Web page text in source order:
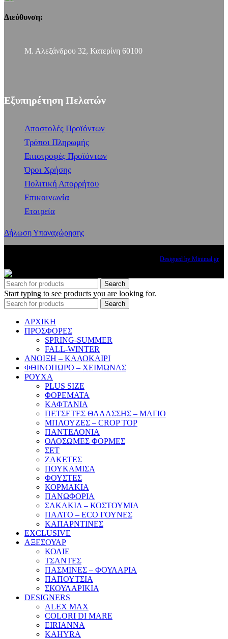
Διεύθυνση:
Μ. Αλεξάνδρου 32, Κατερίνη 60100
Εξυπηρέτηση Πελατών
Αποστολές Προϊόντων
Τρόποι Πληρωμής
Επιστροφές Προϊόντων
Όροι Χρήσης
Πολιτική Απορρήτου
Επικοινωνία
Εταιρεία
Δήλωση Υπαναχώρησης
Designed by Minimal.gr
Search
Start typing to see products you are looking for.
Search
ΑΡΧΙΚΗ
ΠΡΟΣΦΟΡΕΣ
SPRING-SUMMER
FALL-WINTER
ΑΝΟΙΞΗ – ΚΑΛΟΚΑΙΡΙ
ΦΘΙΝΟΠΩΡΟ – ΧΕΙΜΩΝΑΣ
ΡΟΥΧΑ
PLUS SIZE
ΦΟΡΕΜΑΤΑ
ΚΑΦΤΑΝΙΑ
ΠΕΤΣΕΤΕΣ ΘΑΛΑΣΣΗΣ – ΜΑΓΙΟ
ΜΠΛΟΥΖΕΣ – CROP TOP
ΠΑΝΤΕΛΟΝΙΑ
ΟΛΟΣΩΜΕΣ ΦΟΡΜΕΣ
ΣΕΤ
ΖΑΚΕΤΕΣ
ΠΟΥΚΑΜΙΣΑ
ΦΟΥΣΤΕΣ
ΚΟΡΜΑΚΙΑ
ΠΑΝΩΦΟΡΙΑ
ΣΑΚΑΚΙΑ – ΚΟΣΤΟΥΜΙΑ
ΠΑΛΤΟ – ECO ΓΟΥΝΕΣ
ΚΑΠΑΡΝΤΙΝΕΣ
EXCLUSIVE
ΑΞΕΣΟΥΑΡ
ΚΟΛΙΕ
ΤΣΑΝΤΕΣ
ΠΑΣΜΙΝΕΣ – ΦΟΥΛΑΡΙΑ
ΠΑΠΟΥΤΣΙΑ
ΣΚΟΥΛΑΡΙΚΙΑ
DESIGNERS
ALEX MAX
COLORI DI MARE
EIRIANNA
KAHYRA